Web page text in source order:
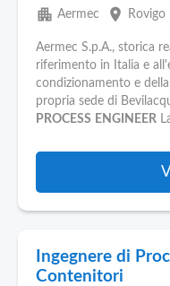
apartment Aermec place Rovigo
Aermec S.p.A., storica
riferimento in Italia e
condizionamento e
propria sede di
PROCESS ENGINEER
Ingegnere di
Contenitori